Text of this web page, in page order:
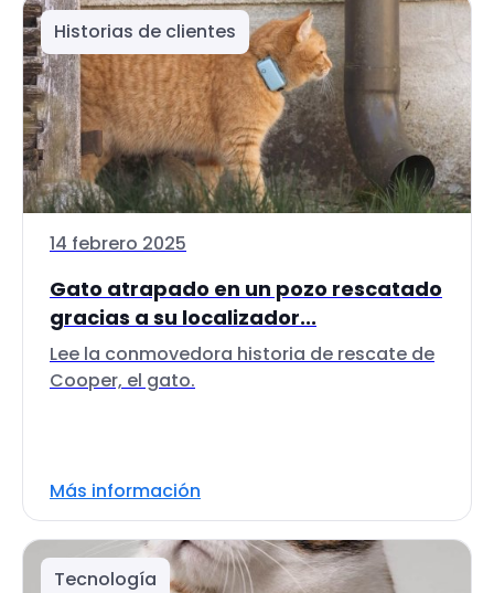
Historias de clientes
14 febrero 2025
Gato atrapado en un pozo rescatado
gracias a su localizador...
Lee la conmovedora historia de rescate de
Cooper, el gato.
Más información
Tecnología